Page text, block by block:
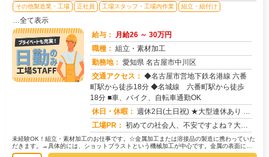
その他製造業・工場 正社員 工場スタッフ・工場内作業 組立・組付け
…全て表示
給与： 月給26 ～ 30万円
職種： 組立・素材加工
勤務地： 愛知県 名古屋市中川区
交通アクセス： ◆名古屋市営地下鉄名港線 六番
町駅から徒歩18分 ◆名城線 六番町駅から徒歩
18分 ■車、バイク、自転車通勤OK
休日・休暇： 週休2日(土日祝) ★大型連休あり ★年休120日以上
工場PR： 初めての社会人、不安ですよね？大丈夫！株式会社京栄センターなら、充実のサポート体制であなたをバックアップします！☆...
未経験OK！組立・素材加工のお仕事です。☆金属加工または溶接品の製造に携わっていた
だきます。→具体的には、ショットブラストという機械加工が中心です。金属の表面に小
さな粒を当てて、加工していきます...